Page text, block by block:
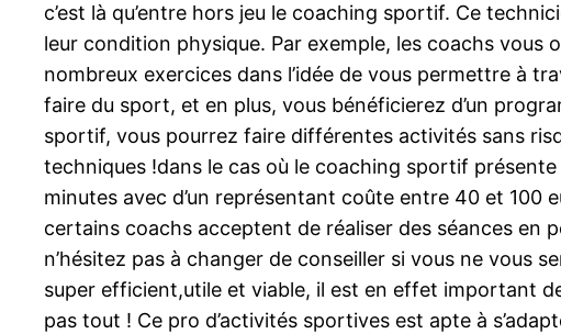
c’est là qu’entre hors jeu le coaching sportif. Ce
leur condition physique. Par exemple, les coachs
nombreux exercices dans l’idée de vous permettre à
faire du sport, et en plus, vous bénéficierez d’un
sportif, vous pourrez faire différentes activités sans
techniques !dans le cas où le coaching sportif
minutes avec d’un représentant coûte entre 40 et 100
certains coachs acceptent de réaliser des séances en
n’hésitez pas à changer de conseiller si vous ne vous
super efficient,utile et viable, il est en effet important
pas tout ! Ce pro d’activités sportives est apte à